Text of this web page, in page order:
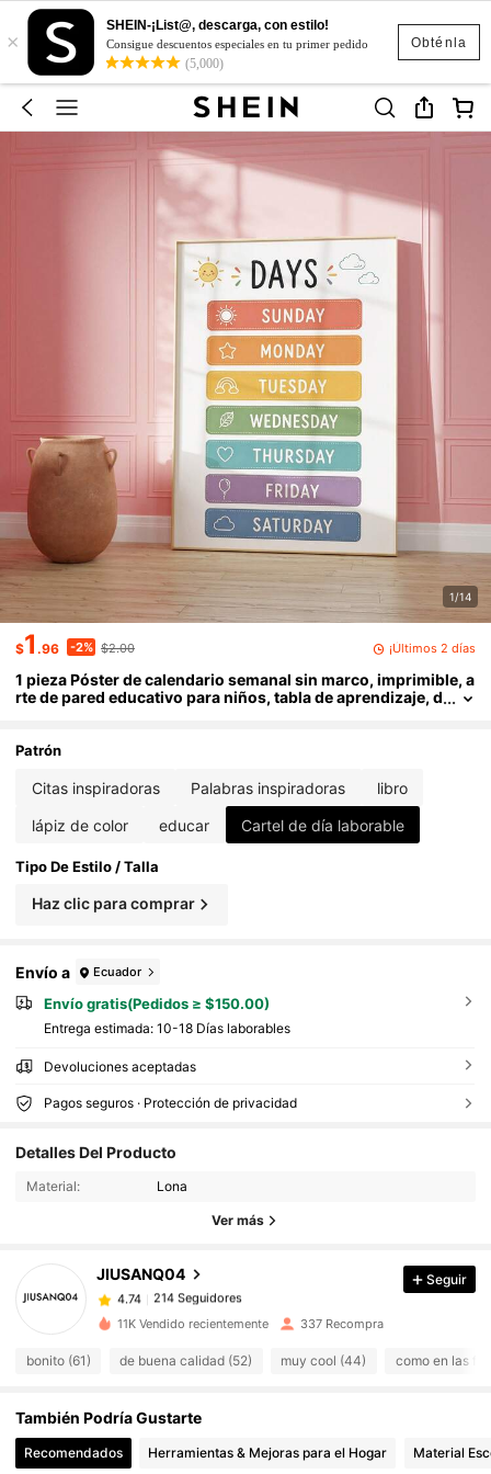
Obténla
×
SHEIN-¡List@, descarga, con estilo!
Consigue descuentos especiales en tu primer pedido
(5,000)
1/14
$1.96 -2% $2.00 ¡Últimos 2 días
1 pieza Póster de calendario semanal sin marco, imprimible, a
rte de pared educativo para niños, tabla de aprendizaje, d
mitorio
Patrón
Citas inspiradoras Palabras inspiradoras libro
lápiz de color educar Cartel de día laborable
Tipo De Estilo / Talla
Haz clic para comprar
Envío a Ecuador
Envío gratis(Pedidos ≥ $150.00)
Entrega estimada: 10-18 Días laborables
Devoluciones aceptadas
Pagos seguros · Protección de privacidad
Detalles Del Producto
Material: Lona
Ver más
JIUSANQ04
4.74 214 Seguidores
214 Seguidores
214 Seguidores
4.74
4.74 214 Seguidores
4.74 214 Seguidores
4.74 214 Seguidores
4.74
4.74
Seguir
11K Vendido recientemente 337 Recompra
bonito (61) de buena calidad (52) muy cool (44) como en las
También Podría Gustarte
Recomendados Herramientas & Mejoras para el Hogar Material